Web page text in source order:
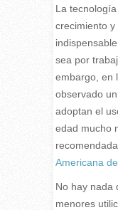
L a
crecimiento y
sea por
embargo, en
observado
adoptan el
edad mucho
Americana
No hay nada
menores